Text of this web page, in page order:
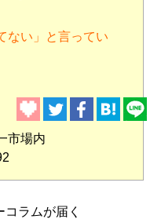
ない」と言ってい
市場内
ラムが届く